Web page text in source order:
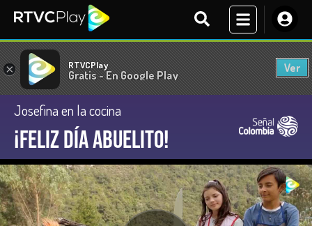
× RTVCPlay
Gratis - En Google Play
Ver
Josefina en la cocina
¡Feliz día Abuelito!